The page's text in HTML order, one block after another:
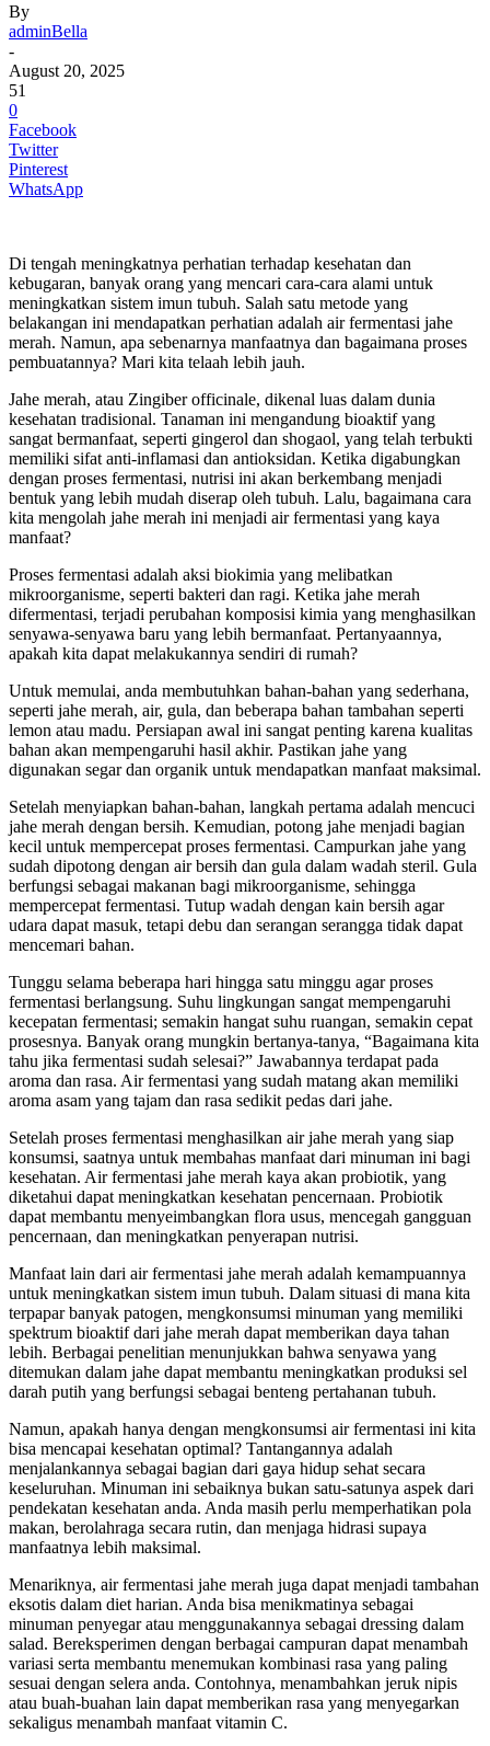
By
adminBella
-
August 20, 2025
51
0
Facebook
Twitter
Pinterest
WhatsApp
Di tengah meningkatnya perhatian terhadap kesehatan dan
kebugaran, banyak orang yang mencari cara-cara alami untuk
meningkatkan sistem imun tubuh. Salah satu metode yang
belakangan ini mendapatkan perhatian adalah air fermentasi jahe
merah. Namun, apa sebenarnya manfaatnya dan bagaimana proses
pembuatannya? Mari kita telaah lebih jauh.
Jahe merah, atau Zingiber officinale, dikenal luas dalam dunia
kesehatan tradisional. Tanaman ini mengandung bioaktif yang
sangat bermanfaat, seperti gingerol dan shogaol, yang telah terbukti
memiliki sifat anti-inflamasi dan antioksidan. Ketika digabungkan
dengan proses fermentasi, nutrisi ini akan berkembang menjadi
bentuk yang lebih mudah diserap oleh tubuh. Lalu, bagaimana cara
kita mengolah jahe merah ini menjadi air fermentasi yang kaya
manfaat?
Proses fermentasi adalah aksi biokimia yang melibatkan
mikroorganisme, seperti bakteri dan ragi. Ketika jahe merah
difermentasi, terjadi perubahan komposisi kimia yang menghasilkan
senyawa-senyawa baru yang lebih bermanfaat. Pertanyaannya,
apakah kita dapat melakukannya sendiri di rumah?
Untuk memulai, anda membutuhkan bahan-bahan yang sederhana,
seperti jahe merah, air, gula, dan beberapa bahan tambahan seperti
lemon atau madu. Persiapan awal ini sangat penting karena kualitas
bahan akan mempengaruhi hasil akhir. Pastikan jahe yang
digunakan segar dan organik untuk mendapatkan manfaat maksimal.
Setelah menyiapkan bahan-bahan, langkah pertama adalah mencuci
jahe merah dengan bersih. Kemudian, potong jahe menjadi bagian
kecil untuk mempercepat proses fermentasi. Campurkan jahe yang
sudah dipotong dengan air bersih dan gula dalam wadah steril. Gula
berfungsi sebagai makanan bagi mikroorganisme, sehingga
mempercepat fermentasi. Tutup wadah dengan kain bersih agar
udara dapat masuk, tetapi debu dan serangan serangga tidak dapat
mencemari bahan.
Tunggu selama beberapa hari hingga satu minggu agar proses
fermentasi berlangsung. Suhu lingkungan sangat mempengaruhi
kecepatan fermentasi; semakin hangat suhu ruangan, semakin cepat
prosesnya. Banyak orang mungkin bertanya-tanya, “Bagaimana kita
tahu jika fermentasi sudah selesai?” Jawabannya terdapat pada
aroma dan rasa. Air fermentasi yang sudah matang akan memiliki
aroma asam yang tajam dan rasa sedikit pedas dari jahe.
Setelah proses fermentasi menghasilkan air jahe merah yang siap
konsumsi, saatnya untuk membahas manfaat dari minuman ini bagi
kesehatan. Air fermentasi jahe merah kaya akan probiotik, yang
diketahui dapat meningkatkan kesehatan pencernaan. Probiotik
dapat membantu menyeimbangkan flora usus, mencegah gangguan
pencernaan, dan meningkatkan penyerapan nutrisi.
Manfaat lain dari air fermentasi jahe merah adalah kemampuannya
untuk meningkatkan sistem imun tubuh. Dalam situasi di mana kita
terpapar banyak patogen, mengkonsumsi minuman yang memiliki
spektrum bioaktif dari jahe merah dapat memberikan daya tahan
lebih. Berbagai penelitian menunjukkan bahwa senyawa yang
ditemukan dalam jahe dapat membantu meningkatkan produksi sel
darah putih yang berfungsi sebagai benteng pertahanan tubuh.
Namun, apakah hanya dengan mengkonsumsi air fermentasi ini kita
bisa mencapai kesehatan optimal? Tantangannya adalah
menjalankannya sebagai bagian dari gaya hidup sehat secara
keseluruhan. Minuman ini sebaiknya bukan satu-satunya aspek dari
pendekatan kesehatan anda. Anda masih perlu memperhatikan pola
makan, berolahraga secara rutin, dan menjaga hidrasi supaya
manfaatnya lebih maksimal.
Menariknya, air fermentasi jahe merah juga dapat menjadi tambahan
eksotis dalam diet harian. Anda bisa menikmatinya sebagai
minuman penyegar atau menggunakannya sebagai dressing dalam
salad. Bereksperimen dengan berbagai campuran dapat menambah
variasi serta membantu menemukan kombinasi rasa yang paling
sesuai dengan selera anda. Contohnya, menambahkan jeruk nipis
atau buah-buahan lain dapat memberikan rasa yang menyegarkan
sekaligus menambah manfaat vitamin C.